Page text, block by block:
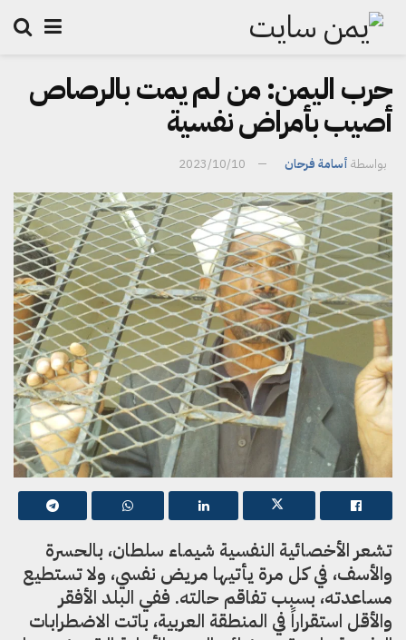
حرب اليمن: من لم يمت بالرصاص
أصيب بأمراض نفسية
بواسطة أسامة فرحان 2023/10/10
تشعر الأخصائية النفسية شيماء سلطان، بالحسرة
والأسف، في كل مرة يأتيها مريض نفسي، ولا تستطيع
مساعدته، بسبب تفاقم حالته. ففي البلد الأفقر
والأقل استقراراً في المنطقة العربية، باتت الاضطرابات